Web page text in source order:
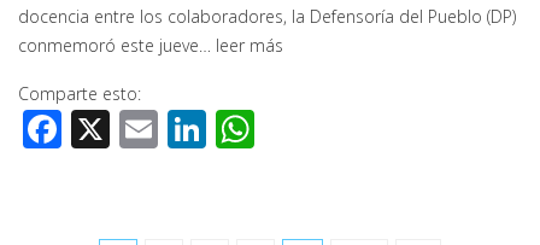
docencia entre los colaboradores, la Defensoría del Pueblo (DP)
conmemoró este jueve… leer más
Comparte esto:
Facebook
X EmailLinkedIn